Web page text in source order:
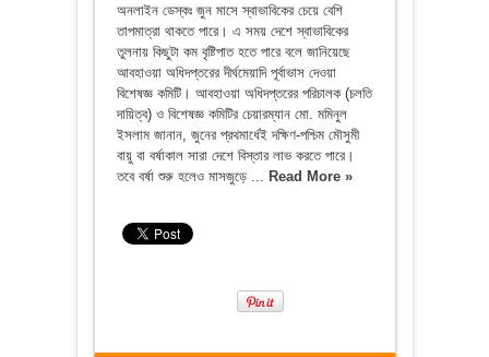
অনলাইন ডেস্কঃ জুন মাসে স্বাভাবিকের চেয়ে বেশি
তাপমাত্রা থাকতে পারে। এ সময় দেশে স্বাভাবিকের
তুলনায় কিছুটা কম বৃষ্টিপাত হতে পারে বলে জানিয়েছে
আবহাওয়া অধিদপ্তরের দীর্ঘমেয়াদি পূর্বাভাস দেওয়া
বিশেষজ্ঞ কমিটি। আবহাওয়া অধিদপ্তরের পরিচালক (চলতি
দায়িত্ব) ও বিশেষজ্ঞ কমিটির চেয়ারম্যান মো. মমিনুল
ইসলাম জানান, জুনের প্রথমার্ধেই দক্ষিণ-পশ্চিম মৌসুমী
বায়ু বা বর্ষাকাল সারা দেশে বিস্তার লাভ করতে পারে।
তবে বর্ষা শুরু হলেও মাসজুড়ে ... Read More »